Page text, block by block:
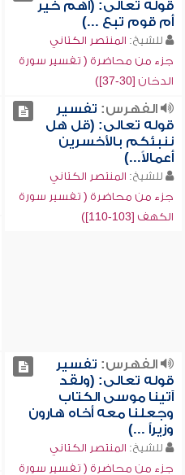
قوله تعالى: (أهم خير
أم قوم تبع ...)
للشيخ: المنتصر الكتاني
جزء من محاضرة ( تفسير سورة
الدخان [30-37])
الفهرس: تفسير
قوله تعالى: (قل هل
ننبئكم بالأخسرين
أعمالاً...)
للشيخ: المنتصر الكتاني
جزء من محاضرة ( تفسير سورة
الكهف [103-110])
الفهرس: تفسير
قوله تعالى: (ولقد
آتينا موسى الكتاب
وجعلنا معه أخاه هارون
وزيراً ...)
للشيخ: المنتصر الكتاني
جزء من محاضرة ( تفسير سورة